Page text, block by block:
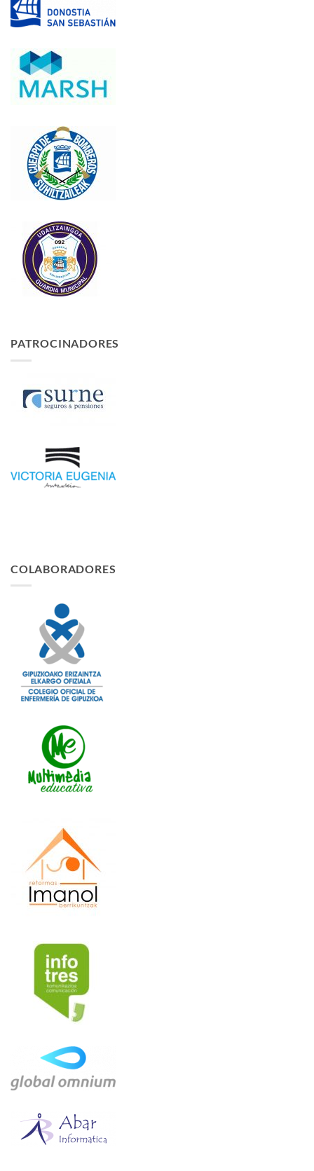
PATROCINADORES
COLABORADORES